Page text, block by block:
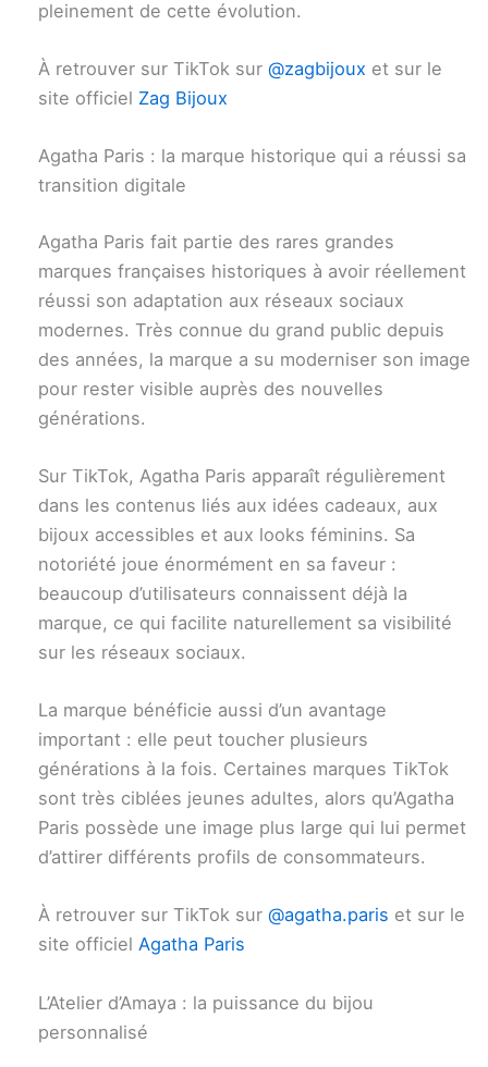
pleinement de cette évolution.
À retrouver sur TikTok sur@zagbijoux et sur le
site officiel Zag Bijoux
Agatha Paris : la marque historique qui a réussi sa
transition digitale
Agatha Paris fait partie des rares grandes
marques françaises historiques à avoir réellement
réussi son adaptation aux réseaux sociaux
modernes. Très connue du grand public depuis
des années, la marque a su moderniser son image
pour rester visible auprès des nouvelles
générations.
Sur TikTok, Agatha Paris apparaît régulièrement
dans les contenus liés aux idées cadeaux, aux
bijoux accessibles et aux looks féminins. Sa
notoriété joue énormément en sa faveur :
beaucoup d’utilisateurs connaissent déjà la
marque, ce qui facilite naturellement sa visibilité
sur les réseaux sociaux.
La marque bénéficie aussi d’un avantage
important : elle peut toucher plusieurs
générations à la fois. Certaines marques TikTok
sont très ciblées jeunes adultes, alors qu’Agatha
Paris possède une image plus large qui lui permet
d’attirer différents profils de consommateurs.
À retrouver sur TikTok sur@agatha.paris et sur le
site officielAgatha Paris
L’Atelier d’Amaya : la puissance du bijou
personnalisé